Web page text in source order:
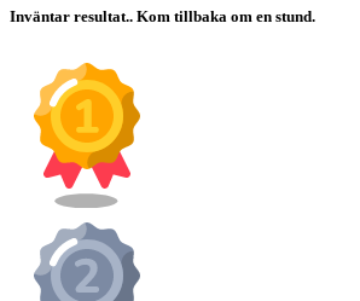
Inväntar resultat.. Kom tillbaka om en stund.